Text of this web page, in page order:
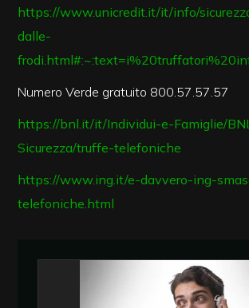
https://www.unicredit.it/it/info/
dalle-
Numero Verde gratuito 800.57.57.57
https://bnl.it/it/Individui-e-Famiglie/
Sicurezza/truffe-telefoniche
https://www.ing.it/e-davvero-ing-
telefoniche.html
Ascensore
Arredato
Lusso